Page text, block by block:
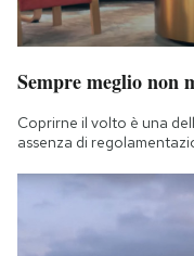
Sempre meglio non
Coprirne il volto è una
assenza di